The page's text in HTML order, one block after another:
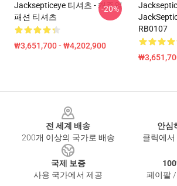
Jacksepticeye 티셔츠 - 캐주얼
패션 티셔츠
₩3,651,700 - ₩4,202,900
-20%
RB0107
전 세계 배송
200개 이상의 국가로 배송
안심
클릭에
국제 보증
사용 국가에서 제공
페이팔